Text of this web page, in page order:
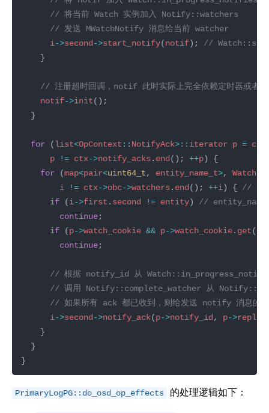
i->second->start_notify(notif);
notif->init
for (list<OpContext :: NotifyAck>:: iterator p = ctx
p
!= ctx->notify_acks. end(); ++p
for (map<pair<uint64_t, entity_name_t>,
i
!= ctx->obc->watchers. end(); ++i) {
if (i->first . second != entity)
continue
if (p->watch_cookie && p->watch_cookie. get()
continue
i->second->notify_ack(p->notify_id, p->
PrimaryLogPG::do_osd_op_effects 的处理逻辑如下：